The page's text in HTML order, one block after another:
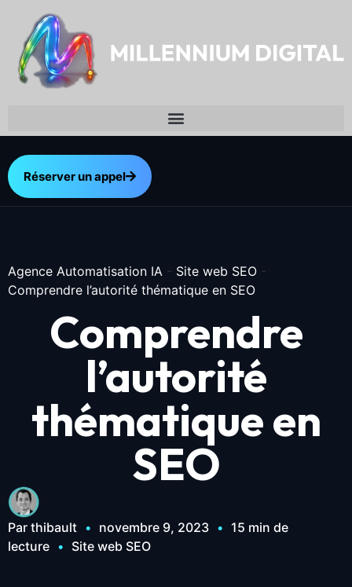
Réserver un appel
Agence Automatisation IA - Site web SEO -
Comprendre l’autorité thématique en SEO
Comprendre
l’autorité
thématique en
SEO
Par thibault • novembre 9, 2023 • 15 min de
lecture • Site web SEO